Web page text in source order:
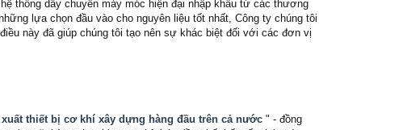
thống dây chuyền máy móc hiện đại nhập khẩu từ các thương
lựa chọn đầu vào cho nguyên liệu tốt nhất, Công ty chúng tôi
này đã giúp chúng tôi tạo nên sự khác biệt đối với các đơn vị
thiết bị cơ khí xây dựng hàng đầu trên cả nước " - đồng